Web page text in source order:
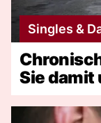
Singles &
Sie damit